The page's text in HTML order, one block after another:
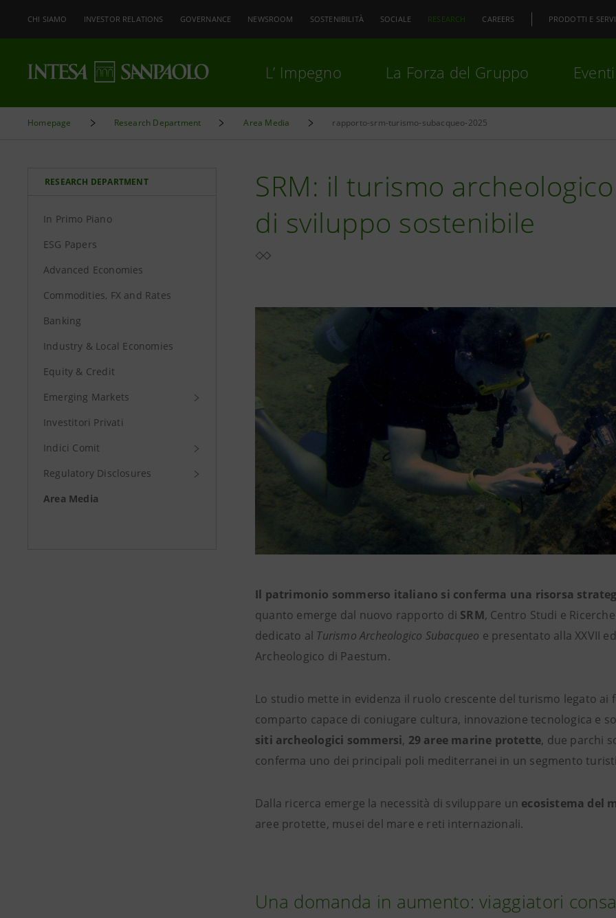
CHI SIAMO INVESTOR RELATIONS GOVERNANCE NEWSROOM SOSTENIBILITÀ SOCIALE RESEARCH CAREERS PRODOTTI E
L’ Impegno La Forza del Gruppo
Homepage Research Department Area Media rapporto-srm-turismo-subacqueo-2025
RESEARCH DEPARTMENT
In Primo Piano
ESG Papers
Advanced Economies
Commodities, FX and Rates
Banking
Industry & Local Economies
Equity & Credit
Emerging Markets
Investitori Privati
Indici Comit
Regulatory Disclosures
Area Media
SRM: il turismo
di sviluppo sostenibile
Il patrimonio sommerso italiano si conferma una risorsa
quanto emerge dal nuovo rapporto di SRM, Centro Studi e
dedicato al Turismo Archeologico Subacqueo e presentato alla XXVII
Archeologico di Paestum.
Lo studio mette in evidenza il ruolo crescente del turismo legato ai
comparto capace di coniugare cultura, innovazione tecnologica e
siti archeologici sommersi, 29 aree marine protette, due parchi
conferma uno dei principali poli mediterranei in un segmento
Dalla ricerca emerge la necessità di sviluppare un ecosistema del
aree protette, musei del mare e reti internazionali.
Una domanda in aumento: viaggiatori